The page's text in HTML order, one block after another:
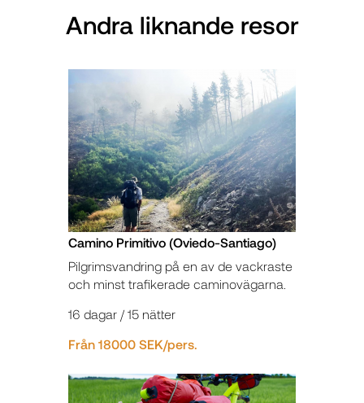
Andra liknande resor
Camino Primitivo (Oviedo-Santiago)
Pilgrimsvandring på en av de vackraste
och minst trafikerade caminovägarna.
16 dagar / 15 nätter
Från 18000 SEK/pers.